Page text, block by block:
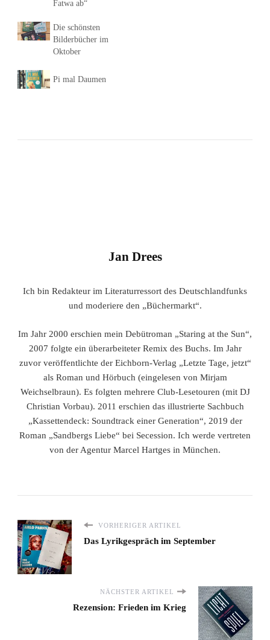
Fatwa ab“
Die schönsten
Bilderbücher im
Oktober
Pi mal Daumen
Jan Drees
Ich bin Redakteur im Literaturressort des Deutschlandfunks
und moderiere den „Büchermarkt“.
Im Jahr 2000 erschien mein Debütroman „Staring at the Sun“,
2007 folgte ein überarbeiteter Remix des Buchs. Im Jahr
zuvor veröffentlichte der Eichborn-Verlag „Letzte Tage, jetzt“
als Roman und Hörbuch (eingelesen von Mirjam
Weichselbraun). Es folgten mehrere Club-Lesetouren (mit DJ
Christian Vorbau). 2011 erschien das illustrierte Sachbuch
„Kassettendeck: Soundtrack einer Generation“, 2019 der
Roman „Sandbergs Liebe“ bei Secession. Ich werde vertreten
von der Agentur Marcel Hartges in München.
VORHERIGER ARTIKEL
Das Lyrikgespräch im September
NÄCHSTER ARTIKEL
Rezension: Frieden im Krieg